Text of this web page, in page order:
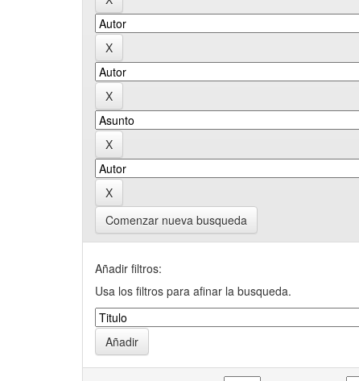
Comenzar nueva busqueda
Añadir filtros:
Usa los filtros para afinar la busqueda.